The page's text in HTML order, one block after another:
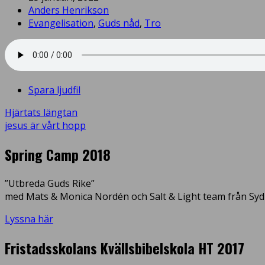
Anders Henrikson
Evangelisation, Guds nåd, Tro
Spara ljudfil
Hjärtats längtan
jesus är vårt hopp
Spring Camp 2018
”Utbreda Guds Rike”
med Mats & Monica Nordén och Salt & Light team från
Lyssna här
Fristadsskolans Kvällsbibelskola HT 2017